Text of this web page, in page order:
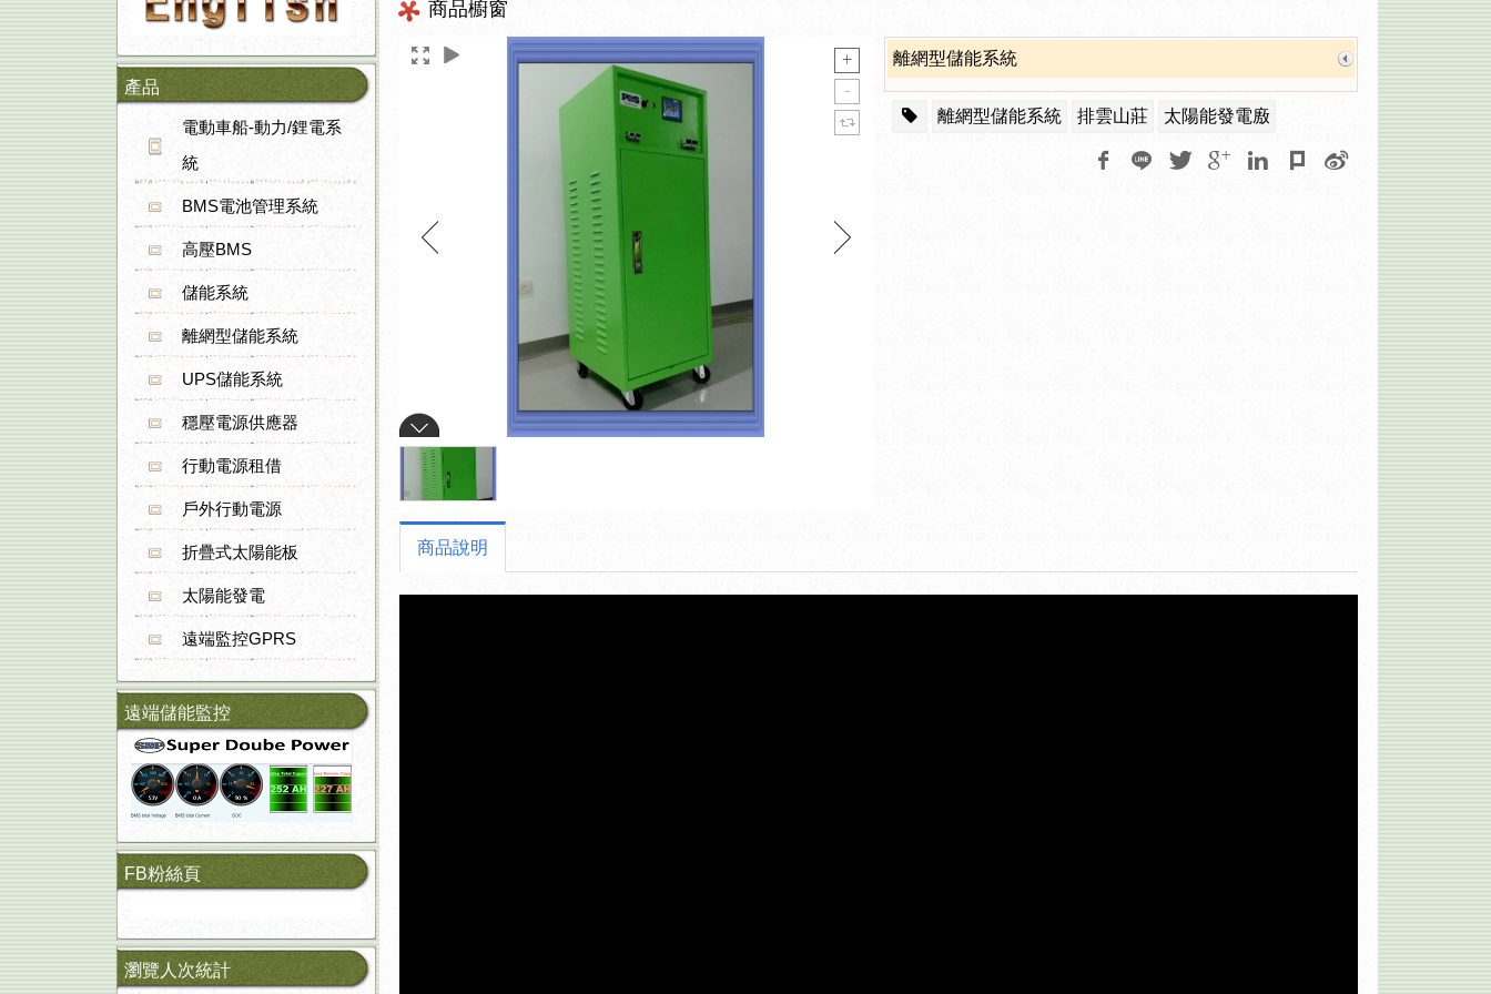
產品
電動車船-動力/鋰電系
統
BMS電池管理系統
高壓BMS
儲能系統
離網型儲能系統
UPS儲能系統
穩壓電源供應器
行動電源租借
戶外行動電源
折疊式太陽能板
太陽能發電
遠端監控GPRS
遠端儲能監控
FB粉絲頁
瀏覽人次統計
商品櫥窗
離網型儲能系統
離網型儲能系統 排雲山莊 太陽能發電廒
商品說明